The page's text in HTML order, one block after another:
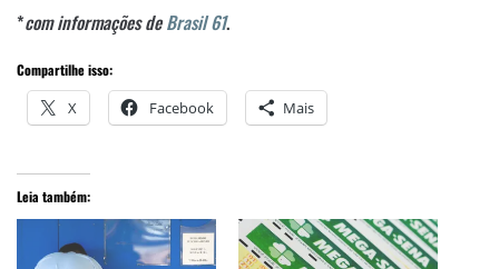
*com informações deBrasil 61.
Compartilhe isso:
X Facebook Mais
Leia também: